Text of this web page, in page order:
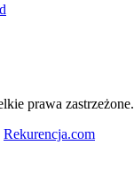
prawa zastrzeżone.
Rekurencja.com